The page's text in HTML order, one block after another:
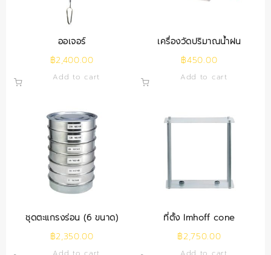
ออเจอร์
฿2,400.00
Add to cart
เครื่องวัดปริมาณน้ำฝน
฿450.00
Add to cart
ชุดตะแกรงร่อน (6 ขนาด)
฿2,350.00
ที่ตั้ง Imhoff cone
฿2,750.00